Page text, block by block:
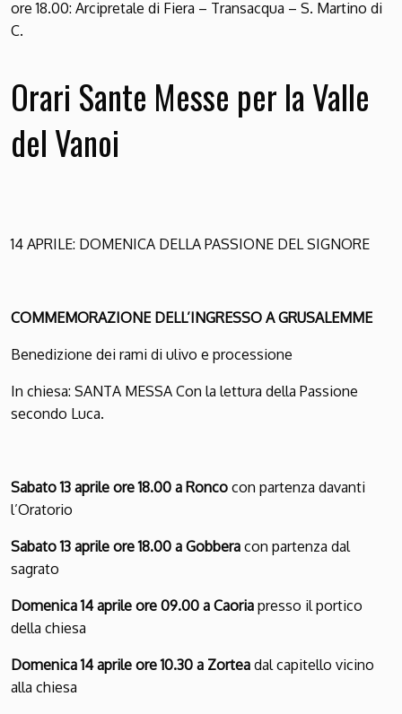
ore 18.00: Arcipretale di Fiera – Transacqua – S. Martino di
C.
Orari Sante Messe per la Valle
del Vanoi
14 APRILE: DOMENICA DELLA PASSIONE DEL SIGNORE
COMMEMORAZIONE DELL’INGRESSO A GRUSALEMME
Benedizione dei rami di ulivo e processione
In chiesa: SANTA MESSA Con la lettura della Passione
secondo Luca.
Sabato 13 aprile ore 18.00 a Ronco con partenza davanti
l’Oratorio
Sabato 13 aprile ore 18.00 a Gobbera con partenza dal
sagrato
Domenica 14 aprile ore 09.00 a Caoria presso il portico
della chiesa
Domenica 14 aprile ore 10.30 a Zortea dal capitello vicino
alla chiesa